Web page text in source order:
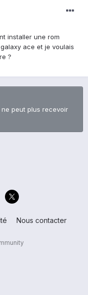
installer une rom
ace et je voulais
?
peut plus recevoir
Nous contacter